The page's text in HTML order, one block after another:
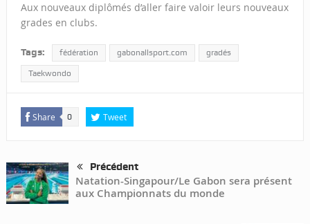
Aux nouveaux diplômés d’aller faire valoir leurs nouveaux
grades en clubs.
Tags: fédération gabonallsport.com gradés
Taekwondo
Share 0 Tweet
Précédent
Natation-Singapour/Le Gabon sera présent
aux Championnats du monde